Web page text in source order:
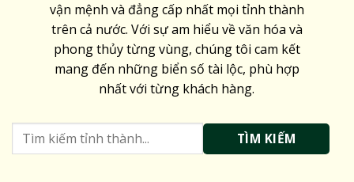
vận mệnh và đẳng cấp nhất mọi tỉnh thành
trên cả nước. Với sự am hiểu về văn hóa và
phong thủy từng vùng, chúng tôi cam kết
mang đến những biển số tài lộc, phù hợp
nhất với từng khách hàng.
TÌM KIẾM